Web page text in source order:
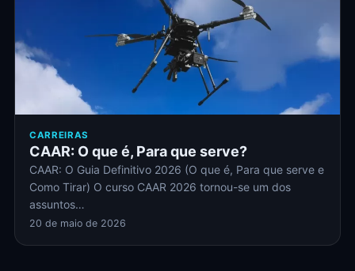
CARREIRAS
CAAR: O que é, Para que serve?
CAAR: O Guia Definitivo 2026 (O que é, Para que serve e
Como Tirar) O curso CAAR 2026 tornou-se um dos
assuntos…
20 de maio de 2026